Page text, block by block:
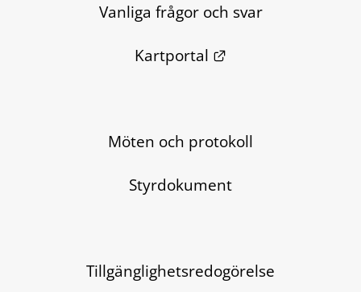
Vanliga frågor och svar
Kartportal
Länk till annan
Möten och protokoll
Styrdokument
Tillgänglighetsredogörelse